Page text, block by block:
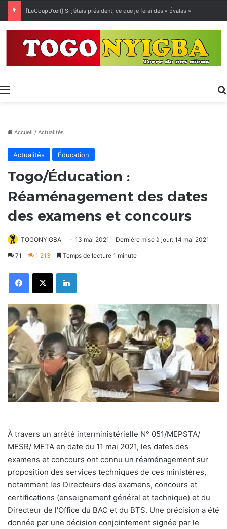
[LeCoupD’œil] Si j’étais président, ce que je ferai des « Évalas »
Menu
Accueil / Actualités
Actualités Éducation
Togo/Éducation :
Réaménagement des dates
des examens et concours
TOGONYIGBA 13 mai 2021 Dernière mise à jour: 14 mai 2021
71 1 213 Temps de lecture 1 minute
FacebookX Linkedin
À travers un arrêté interministérielle N° 051/MEPSTA/
MESR/ META en date du 11 mai 2021, les dates des
examens et concours ont connu un réaménagement sur
proposition des services techniques de ces ministères,
notamment les Directeurs des examens, concours et
certifications (enseignement général et technique) et du
Directeur de l’Office du BAC et du BTS. Une précision a été
donnée par une décision conjointement signée par le